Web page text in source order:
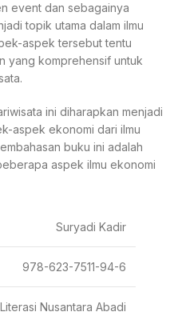
event dan sebagainya
topik utama dalam ilmu
aspek tersebut tentu
yang komprehensif untuk
ini diharapkan menjadi
aspek ekonomi dari ilmu
buku ini adalah
aspek ilmu ekonomi
Suryadi Kadir
978-623-7511-94-6
Nusantara Abadi